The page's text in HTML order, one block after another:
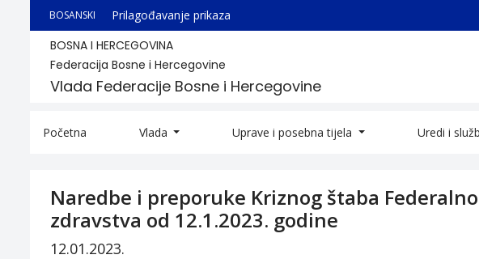
BOSANSKI Prilagođavanje prikaza
BOSNA I HERCEGOVINA
Federacija Bosne i Hercegovine
Vlada Federacije Bosne i Hercegovine
Početna Vlada Uprave i posebna tijela Uredi i
Naredbe i preporuke Kriznog štaba
zdravstva od 12.1.2023. godine
12.01.2023.